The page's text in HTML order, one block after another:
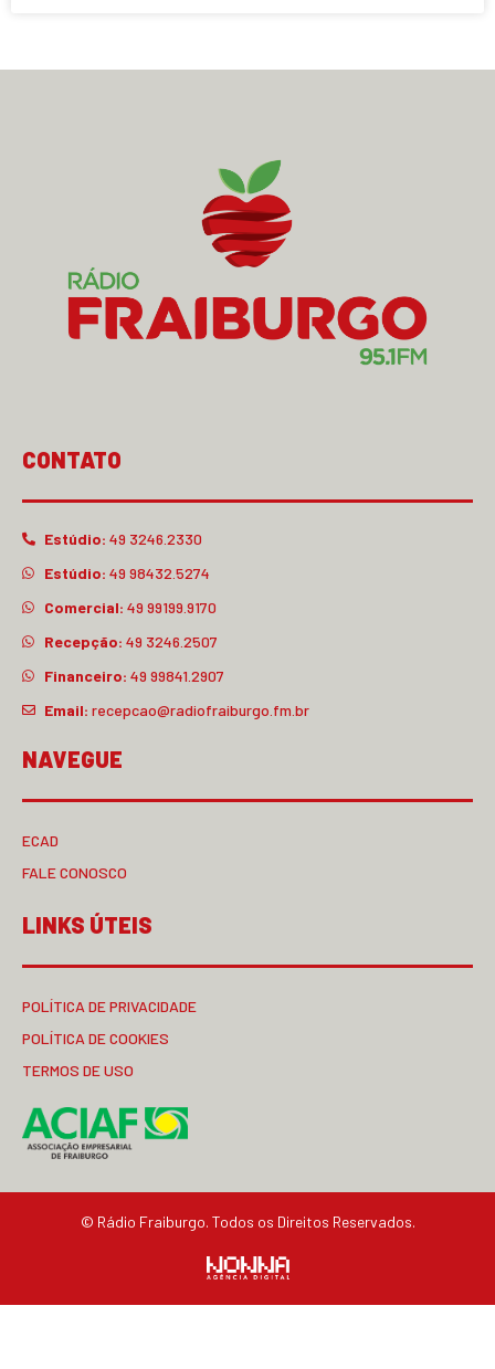
CONTATO
Estúdio: 49 3246.2330
Estúdio: 49 98432.5274
Comercial: 49 99199.9170
Recepção: 49 3246.2507
Financeiro: 49 99841.2907
Email: recepcao@radiofraiburgo.fm.br
NAVEGUE
ECAD
FALE CONOSCO
LINKS ÚTEIS
POLÍTICA DE PRIVACIDADE
POLÍTICA DE COOKIES
TERMOS DE USO
© Rádio Fraiburgo. Todos os Direitos Reservados.